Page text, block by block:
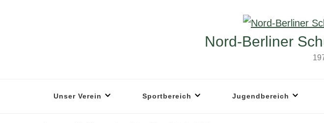
Nord-Berliner
Unser Verein Sportbereich Jugendbereich